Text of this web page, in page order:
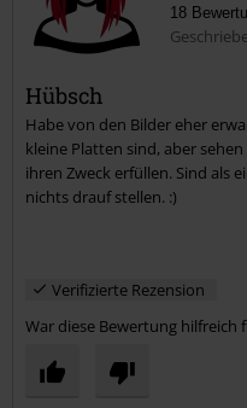
Kommentar jetzt
18
Hübsch
Habe von den Bilder eher
kleine Platten sind, aber
ihren Zweck erfüllen. Sind als
nichts drauf stellen. :)
Verifizierte Rezension
War diese Bewertung hilfreich